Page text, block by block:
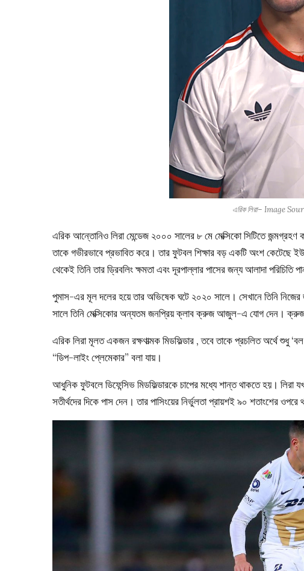
এরিক লিরা– Image
এরিক আন্তোনিও লিরা মেন্ডেজ ২০০০ সালের ৮ মে মেক্সিকো সিটিতে জন্মগ্রহণ
তাকে গভীরভাবে প্রভাবিত করে। তার ফুটবল শিক্ষার বড় একটি অংশ
থেকেই তিনি তার ড্রিবলিং ক্ষমতা এবং দূরপাল্লার পাসের জন্য আলাদা পরিচিতি
পুমাস-এর মূল দলের হয়ে তার অভিষেক ঘটে ২০২০ সালে। সেখানে তিনি
সালে তিনি মেক্সিকোর অন্যতম জনপ্রিয় ক্লাব ক্রুজ আজুল-এ যোগ দেন। ক্রুজ
এরিক লিরা মূলত একজন রক্ষণাত্মক মিডফিল্ডার , তবে তাকে প্রচলিত অর্থে শুধু
“ডিপ-লাইং প্লেমেকার” বলা যায়।
আধুনিক ফুটবলে ডিফেন্সিভ মিডফিল্ডারকে চাপের মধ্যে শান্ত থাকতে হয়।
সতীর্থদের দিকে পাস দেন। তার পাসিংয়ের নির্ভুলতা প্রায়শই ৯০ শতাংশের